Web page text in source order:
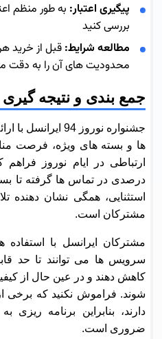
پیگیری اعتبار: به طور منظم
بررسی کنید
مطالعه شرایط: قبل از خرید
محدودیت های آن را به دقت
جمع بندی و نتیجه گیری
جشنواره نوروز 94
ها و بسته های ویژه، فرصت
درصدی در تماس ها گرفته تا
استثنایی، همگی نشان دهنده
مشترکان است.
مشترکان ایرانسل با استفاده
سرویس ها می توانند تا حد
کاهش دهند و در عین حال از
شوند. فراموش نکنید که برخی
دارند، بنابراین برنامه ریزی
ضروری است.